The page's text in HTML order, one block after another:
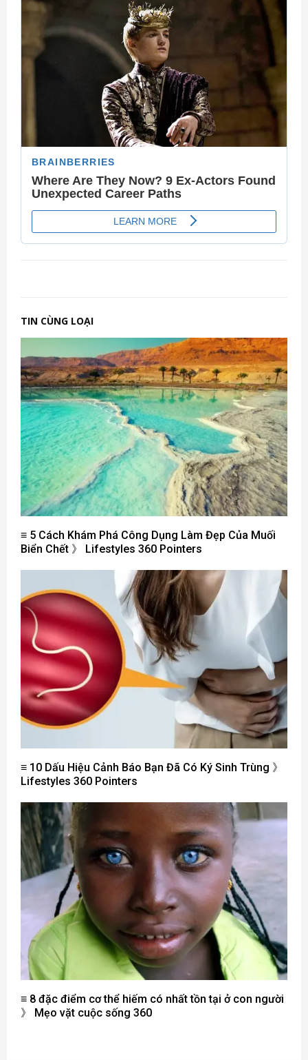
TIN CÙNG LOẠI
≡ 5 Cách Khám Phá Công Dụng Làm Đẹp Của Muối
Biển Chết 》 Lifestyles 360 ​​Pointers
≡ 10 Dấu Hiệu Cảnh Báo Bạn Đã Có Ký Sinh Trùng 》
Lifestyles 360 ​​Pointers
≡ 8 đặc điểm cơ thể hiếm có nhất tồn tại ở con người
》 Mẹo vặt cuộc sống 360